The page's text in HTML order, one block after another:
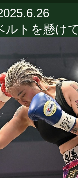
ルトを懸け